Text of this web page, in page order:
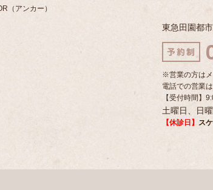
（アンカー）
東急田園都
※営業の方はメ
電話での営業
【受付時間】
土曜日、日
【休診日】 ス